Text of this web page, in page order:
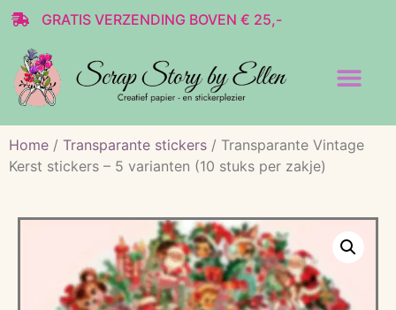
GRATIS VERZENDING BOVEN € 25,-
Home / Transparante stickers / Transparante Vintage
Kerst stickers – 5 varianten (10 stuks per zakje)